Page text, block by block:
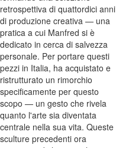
retrospettiva di quattordici anni
di produzione creativa — una
pratica a cui Manfred si è
dedicato in cerca di salvezza
personale. Per portare questi
pezzi in Italia, ha acquistato e
ristrutturato un rimorchio
specificamente per questo
scopo — un gesto che rivela
quanto l'arte sia diventata
centrale nella sua vita. Queste
sculture precedenti ora